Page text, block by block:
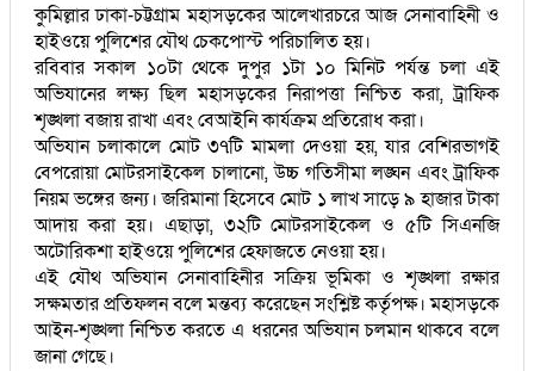
কুমিল্লার ঢাকা-চট্টগ্রাম মহাসড়কের আলেখারচরে আজ সেনাবাহিনী ও
হাইওয়ে পুলিশের যৌথ চেকপোস্ট পরিচালিত হয়।
রবিবার সকাল ১০টা থেকে দুপুর ১টা ১০ মিনিট পর্যন্ত চলা এই
অভিযানের লক্ষ্য ছিল মহাসড়কের নিরাপত্তা নিশ্চিত করা, ট্রাফিক
শৃঙ্খলা বজায় রাখা এবং বেআইনি কার্যক্রম প্রতিরোধ করা।
অভিযান চলাকালে মোট ৩৭টি মামলা দেওয়া হয়, যার বেশিরভাগই
বেপরোয়া মোটরসাইকেল চালানো, উচ্চ গতিসীমা লঙ্ঘন এবং ট্রাফিক
নিয়ম ভঙ্গের জন্য। জরিমানা হিসেবে মোট ১ লাখ সাড়ে ৯ হাজার টাকা
আদায় করা হয়। এছাড়া, ৩২টি মোটরসাইকেল ও ৫টি সিএনজি
অটোরিকশা হাইওয়ে পুলিশের হেফাজতে নেওয়া হয়।
এই যৌথ অভিযান সেনাবাহিনীর সক্রিয় ভূমিকা ও শৃঙ্খলা রক্ষার
সক্ষমতার প্রতিফলন বলে মন্তব্য করেছেন সংশ্লিষ্ট কর্তৃপক্ষ। মহাসড়কে
আইন-শৃঙ্খলা নিশ্চিত করতে এ ধরনের অভিযান চলমান থাকবে বলে
জানা গেছে।